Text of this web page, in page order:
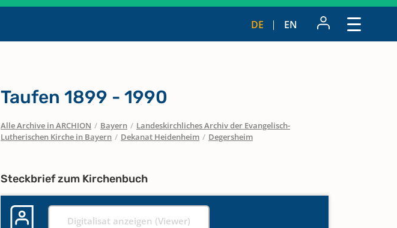
DE EN
Taufen 1899 - 1990
Alle Archive in ARCHION / Bayern / Landeskirchliches Archiv der Evangelisch-
Lutherischen Kirche in Bayern / Dekanat Heidenheim / Degersheim
Steckbrief zum Kirchenbuch
Digitalisat anzeigen (Viewer)